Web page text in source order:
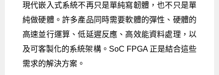
現代嵌入式系統不再只是單純寫韌體，也不只是單
純做硬體。許多產品同時需要軟體的彈性、硬體的
高速並行運算、低延遲反應、高效能資料處理，以
及可客製化的系統架構。SoC FPGA 正是結合這些
需求的解決方案。